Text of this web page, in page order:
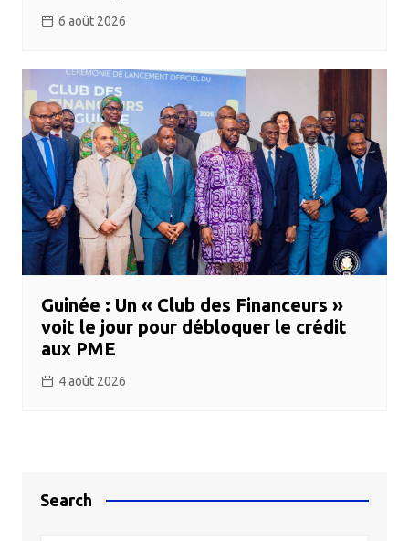
6 août 2026
Guinée : Un « Club des Financeurs »
voit le jour pour débloquer le crédit
aux PME
4 août 2026
Search